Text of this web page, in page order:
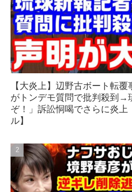
【大炎上】辺野古ボート転
がトンデモ質問で批判殺到→
ぞ！」訴訟恫喝でさらに炎上
ル】